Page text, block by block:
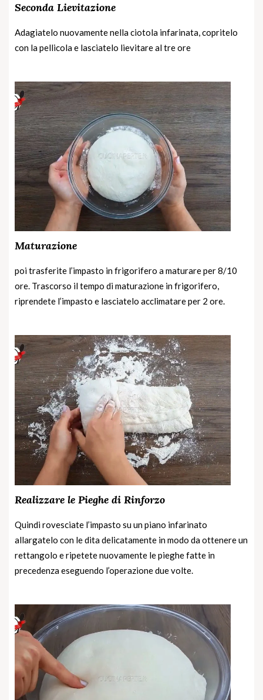
Seconda Lievitazione
Adagiatelo nuovamente nella ciotola infarinata, copritelo
con la pellicola e lasciatelo lievitare al tre ore
Maturazione
poi trasferite l’impasto in frigorifero a maturare per 8/10
ore. Trascorso il tempo di maturazione in frigorifero,
riprendete l’impasto e lasciatelo acclimatare per 2 ore.
Realizzare le Pieghe di Rinforzo
Quindi rovesciate l’impasto su un piano infarinato
allargatelo con le dita delicatamente in modo da ottenere un
rettangolo e ripetete nuovamente le pieghe fatte in
precedenza eseguendo l’operazione due volte.